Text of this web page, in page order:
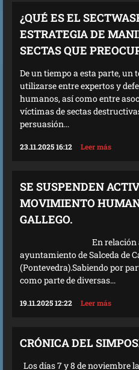
¿QUÉ ES EL
ESTRATEGIA DE
SECTAS QUE
De un tiempo a esta parte, un
utilizarse entre expertos y
humanos, así como entre
víctimas de sectas
persuasión...
23.11.2025 16:12 Leer más
SE SUSPENDEN
MOVIMIENTO
GALLEGO.
En relación a la
ayuntamiento de Salceda de
(Pontevedra).Sabiendo por
como parte de diversas...
19.11.2025 12:22 Leer más
CRÓNICA DEL
Los días 7 y 8 de noviembre